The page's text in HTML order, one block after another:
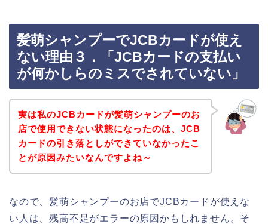
髪萌シャンプーでJCBカードが使え
ない理由３．「JCBカードの支払い
が何かしらのミスでされていない」
実は私のJCBカードが髪萌シャンプーのお
店で使用できない状態になったのは、JCB
カードの引き落としができていなかったこ
とが原因みたいなんですよね～
なので、髪萌シャンプーのお店でJCBカードが使えな
い人は、残高不足がエラーの原因かもしれません。そ